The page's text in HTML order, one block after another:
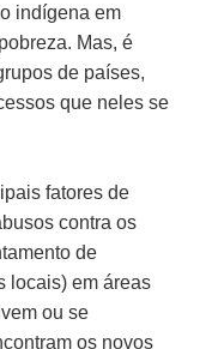
indígena em
Mas, é
de países,
que neles se
fatores de
contra os
de
locais) em áreas
ou se
os novos